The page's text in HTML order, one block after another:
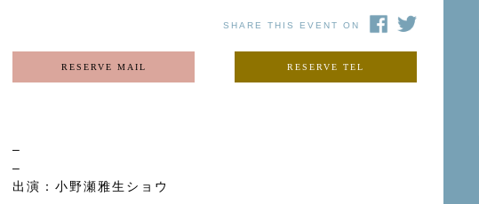
SHARE THIS EVENT ON
RESERVE MAIL RESERVE TEL
–
–
出演：小野瀬雅生ショウ